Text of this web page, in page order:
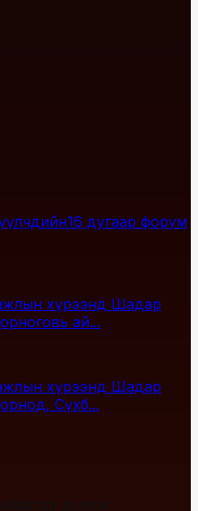
дугаар форум
хүрээнд Шадар
ай...
хүрээнд Шадар
Сүхб...